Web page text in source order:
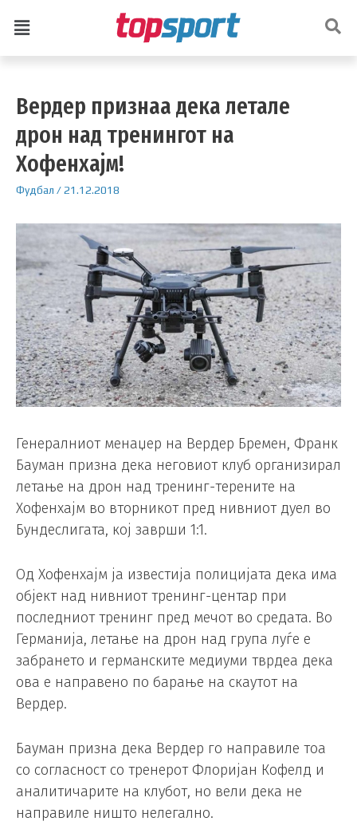
Вердер признаа дека летале
дрон над тренингот на
Хофенхајм!
Фудбал /21.12.2018
Генералниот менаџер на Вердер Бремен, Франк
Бауман призна дека неговиот клуб организирал
летање на дрон над тренинг-терените на
Хофенхајм во вторникот пред нивниот дуел во
Бундеслигата, кој заврши 1:1.
Од Хофенхајм ја известија полицијата дека има
објект над нивниот тренинг-центар при
последниот тренинг пред мечот во средата. Во
Германија, летање на дрон над група луѓе е
забрането и германските медиуми тврдеа дека
ова е направено по барање на скаутот на
Вердер.
Бауман призна дека Вердер го направиле тоа
со согласност со тренерот Флоријан Кофелд и
аналитичарите на клубот, но вели дека не
направиле ништо нелегално.